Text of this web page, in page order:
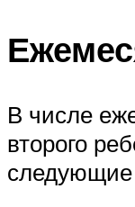
В числе
второго